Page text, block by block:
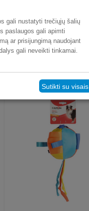
gali nustatyti trečiųjų šalių
paslaugos gali apimti
ar prisijungimą naudojant
gali neveikti tinkamai.
Sutikti su visais